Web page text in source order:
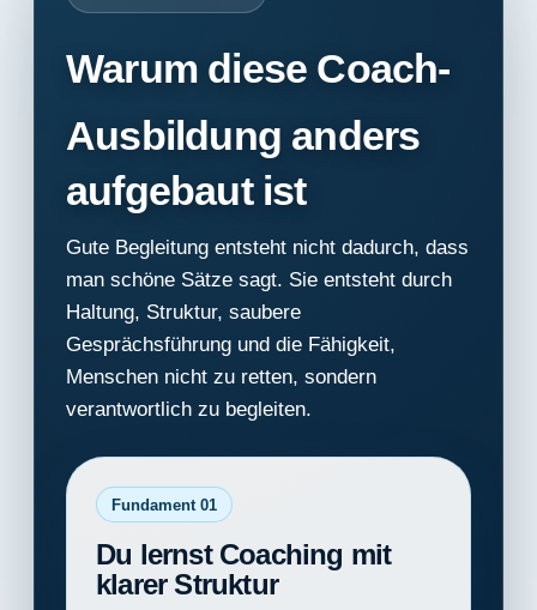
Warum diese Coach-
Ausbildung anders
aufgebaut ist
Gute Begleitung entsteht nicht dadurch, dass
man schöne Sätze sagt. Sie entsteht durch
Haltung, Struktur, saubere
Gesprächsführung und die Fähigkeit,
Menschen nicht zu retten, sondern
verantwortlich zu begleiten.
Fundament 01
Du lernst Coaching mit
klarer Struktur